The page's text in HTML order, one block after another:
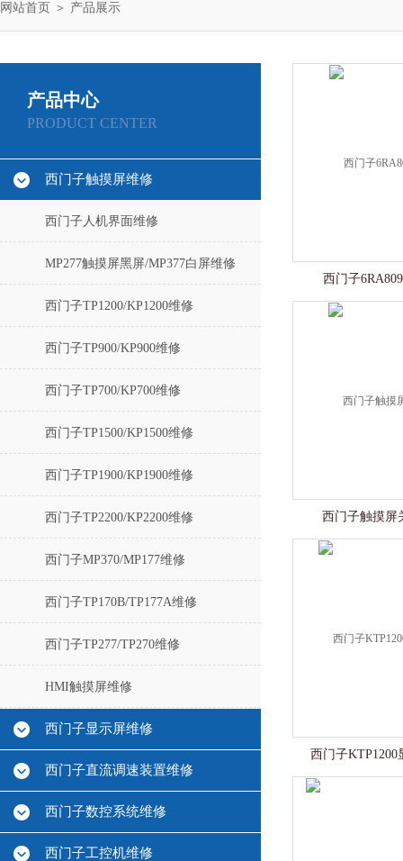
网站首页 ＞ 产品展示
产品中心
PRODUCT CENTER
西门子触摸屏维修
西门子人机界面维修
MP277触摸屏黑屏/MP377白屏维修
西门子TP1200/KP1200维修
西门子TP900/KP900维修
西门子TP700/KP700维修
西门子TP1500/KP1500维修
西门子TP1900/KP1900维修
西门子TP2200/KP2200维修
西门子MP370/MP177维修
西门子TP170B/TP177A维修
西门子TP277/TP270维修
HMI触摸屏维修
西门子显示屏维修
西门子直流调速装置维修
西门子数控系统维修
西门子工控机维修
西门子
西门子触摸屏
西门子